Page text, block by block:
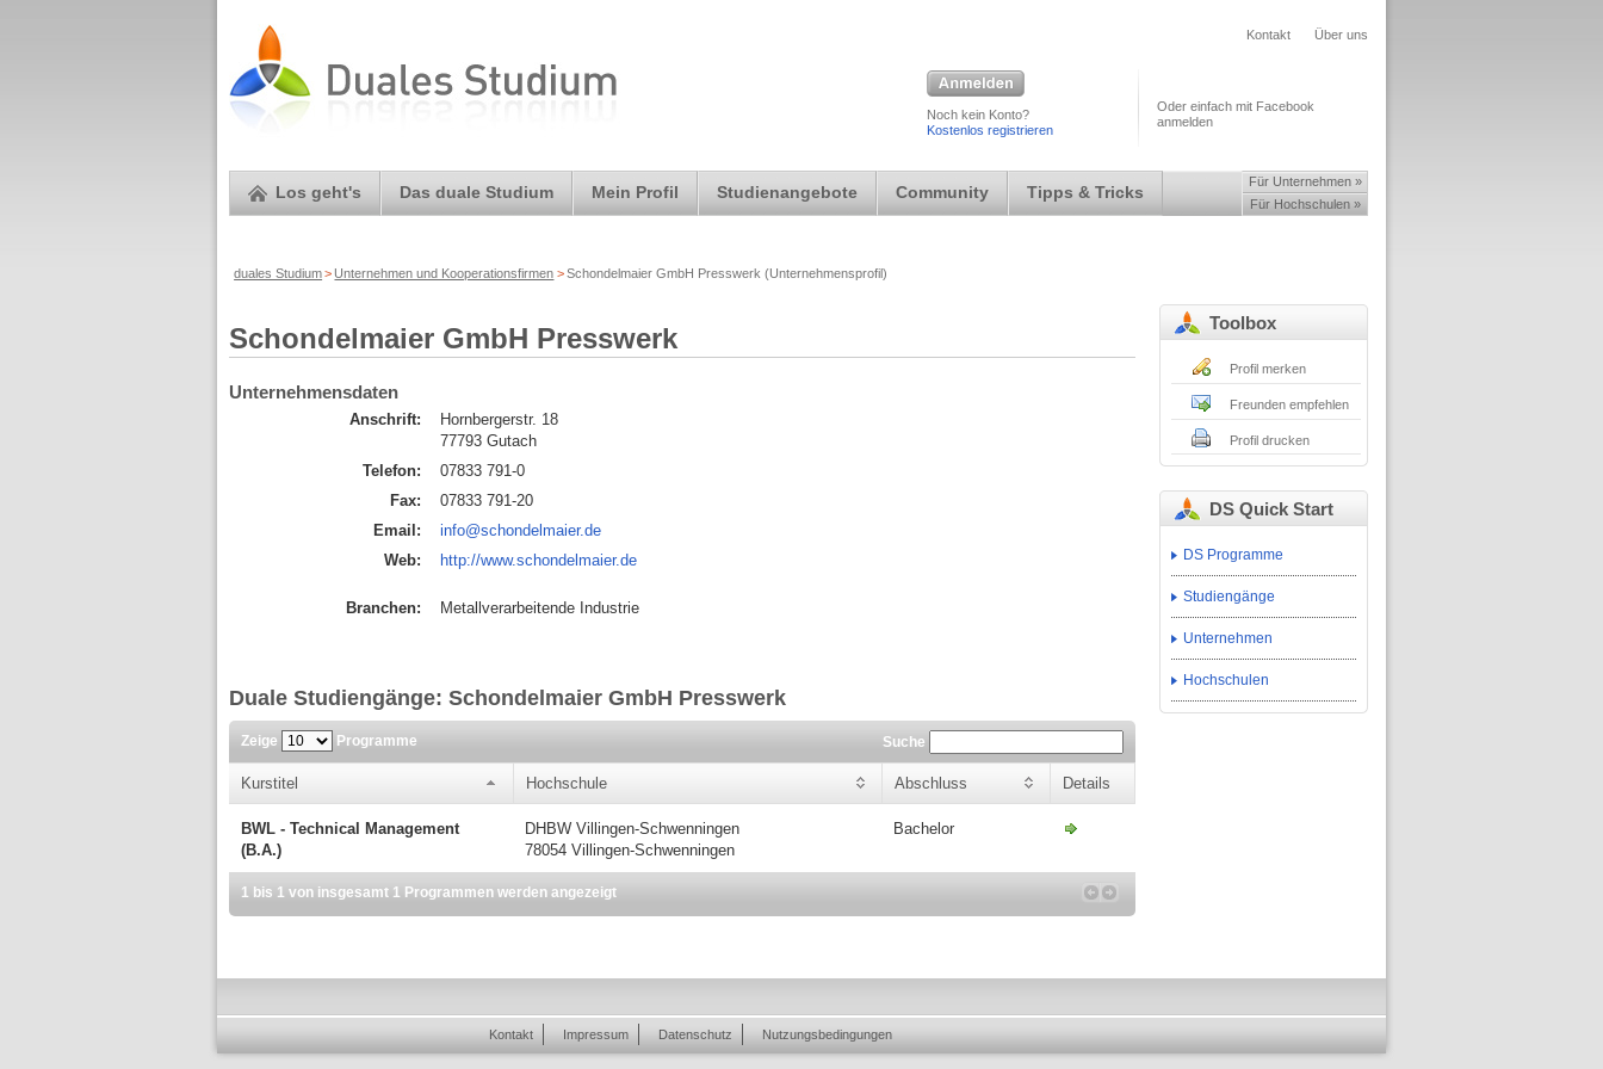
Kontakt Über uns
Noch kein Konto?
Kostenlos registrieren
Oder einfach mit Facebook
anmelden
Los geht's Das duale Studium Mein Profil Studienangebote Community Tipps & Tricks
Für Unternehmen »
Für Hochschulen »
duales Studium> Unternehmen und Kooperationsfirmen >Schondelmaier GmbH Presswerk (Unternehmensprofil)
Schondelmaier GmbH Presswerk
Unternehmensdaten
Anschrift:
Hornbergerstr. 18
77793 Gutach
Telefon:
07833 791-0
Fax:
07833 791-20
Email:
info@schondelmaier.de
Web:
http://www.schondelmaier.de
Branchen: Metallverarbeitende Industrie
Duale Studiengänge: Schondelmaier GmbH Presswerk
Zeige Programme Suche
Kurstitel Hochschule Abschluss Details
BWL - Technical Management
(B.A.)
DHBW Villingen-Schwenningen
78054 Villingen-Schwenningen
Bachelor
1 bis 1 von insgesamt 1 Programmen werden angezeigt
Toolbox
Profil merken
Freunden empfehlen
Profil drucken
DS Quick Start
DS Programme
Studiengänge
Unternehmen
Hochschulen
Kontakt Impressum Datenschutz Nutzungsbedingungen